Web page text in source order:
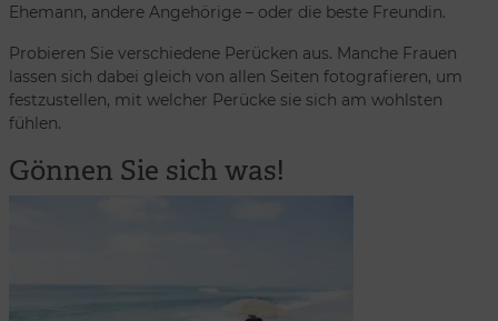
Ehemann, andere Angehörige – oder die beste Freundin.
Probieren Sie verschiedene Perücken aus. Manche Frauen
lassen sich dabei gleich von allen Seiten fotografieren, um
festzustellen, mit welcher Perücke sie sich am wohlsten
fühlen.
Gönnen Sie sich was!